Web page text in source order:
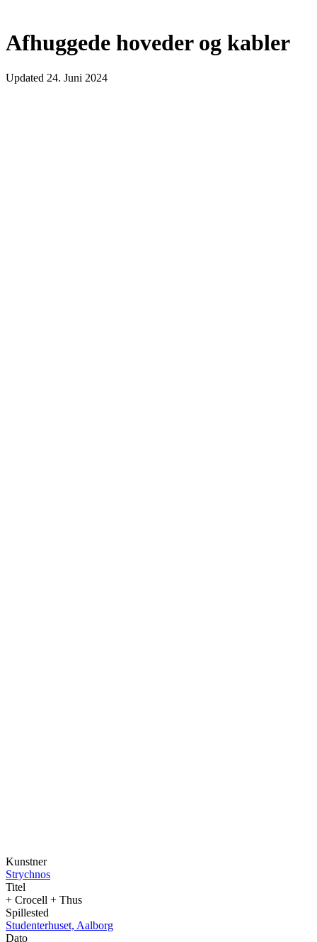
Afhuggede hoveder og kabler
Updated 24. Juni 2024
Kunstner
Strychnos
Titel
+ Crocell + Thus
Spillested
Studenterhuset, Aalborg
Dato